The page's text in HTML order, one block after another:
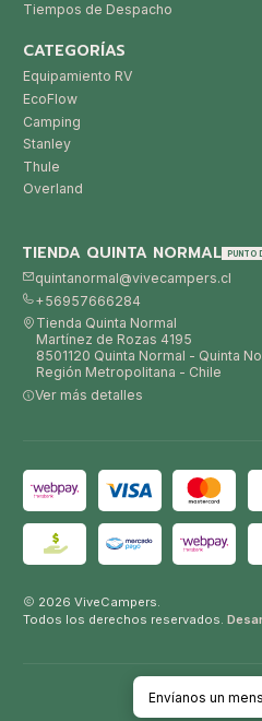
Tiempos de Despacho
CATEGORÍAS
Equipamiento RV
EcoFlow
Camping
Stanley
Thule
Overland
TIENDA QUINTA NORMAL PUNTO
quintanormal@vivecampers.cl
+56957666284
Tienda Quinta Normal
Martínez de Rozas 4195
8501120 Quinta Normal - Quinta
Región Metropolitana - Chile
Ver más detalles
2026 ViveCampers.
Todos los derechos reservados.
VOLVER
Envíanos un